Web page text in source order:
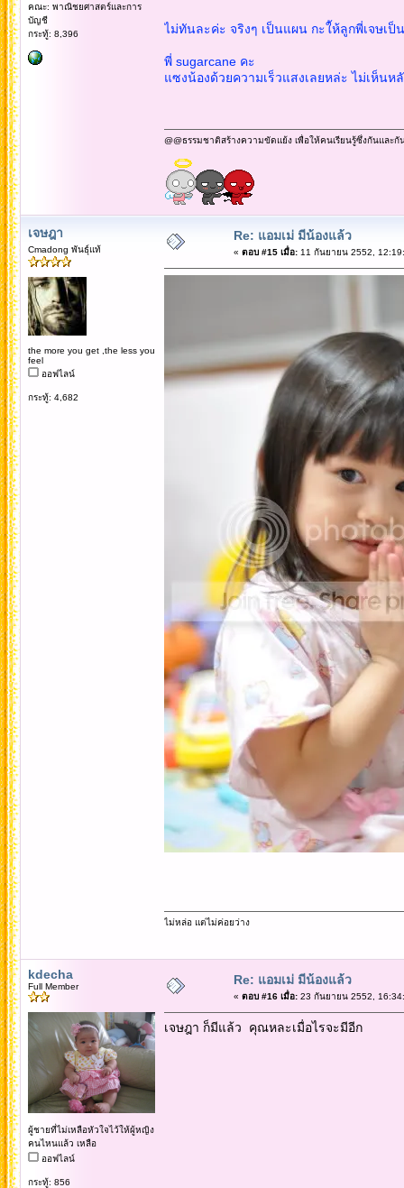
คณะ: พาณิชยศาสตร์และการ
บัญชี
กระทู้: 8,396
ไม่ทันละค่ะ จริงๆ เป็นแผน กะใ้ห้ลูกพี่เจษเ
พี่ sugarcane คะ
แซงน้องด้วยความเร็วแสงเลยหล่ะ ไม่เห็นห
@@ธรรมชาติสร้างความขัดแย้ง เพื่อให้คนเรียนรู้ซึ่งกันและกั
เจษฎา
Cmadong พันธุ์แท้
the more you get ,the less you
feel
ออฟไลน์
กระทู้: 4,682
Re: แอมเม่ มีน้องแล้ว
« ตอบ #15 เมื่อ:11 กันยายน 2552,
ไม่หล่อ แต่ไม่ค่อยว่าง
kdecha
Full Member
ผู้ชายที่ไม่เหลือหัวใจไว้ให้ผู้หญิง
คนไหนแล้ว เหลือ
ออฟไลน์
กระทู้: 856
Re: แอมเม่ มีน้องแล้ว
« ตอบ #16 เมื่อ:23 กันยายน 2552,
เจษฎา ก็มีแล้ว คุณหละเมื่อไรจะมีอีก